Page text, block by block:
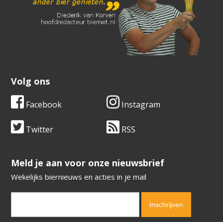
Volg ons
Facebook Instagram
Twitter RSS
​​​​​​​Meld je aan voor onze nieuwsbrief
Wekelijks biernieuws en acties in je mail